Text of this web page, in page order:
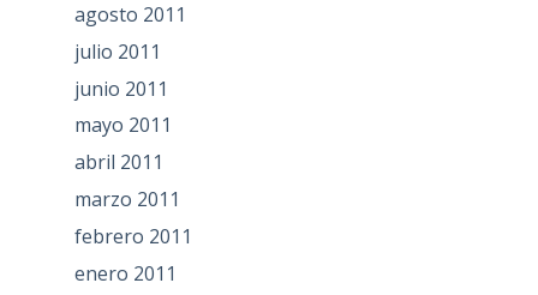
agosto 2011
julio 2011
junio 2011
mayo 2011
abril 2011
marzo 2011
febrero 2011
enero 2011